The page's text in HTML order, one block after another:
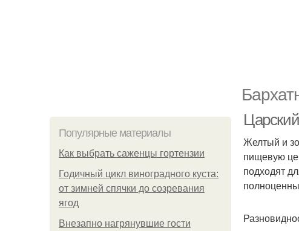
Популярные материалы
Как выбрать саженцы гортензии
Годичный цикл виноградного куста:
от зимней спячки до созревания
ягод
Внезапно нагрянувшие гости
Желтый и
пищевую
подходят